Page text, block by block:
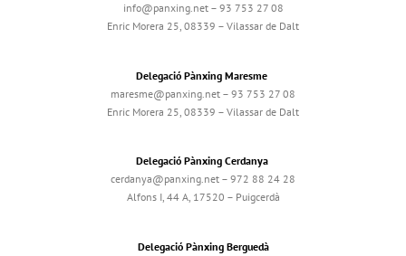
info@panxing.net – 93 753 27 08
Enric Morera 25, 08339 – Vilassar de Dalt
Delegació Pànxing Maresme
maresme@panxing.net – 93 753 27 08
Enric Morera 25, 08339 – Vilassar de Dalt
Delegació Pànxing Cerdanya
cerdanya@panxing.net – 972 88 24 28
Alfons I, 44 A, 17520 – Puigcerdà
Delegació Pànxing Berguedà